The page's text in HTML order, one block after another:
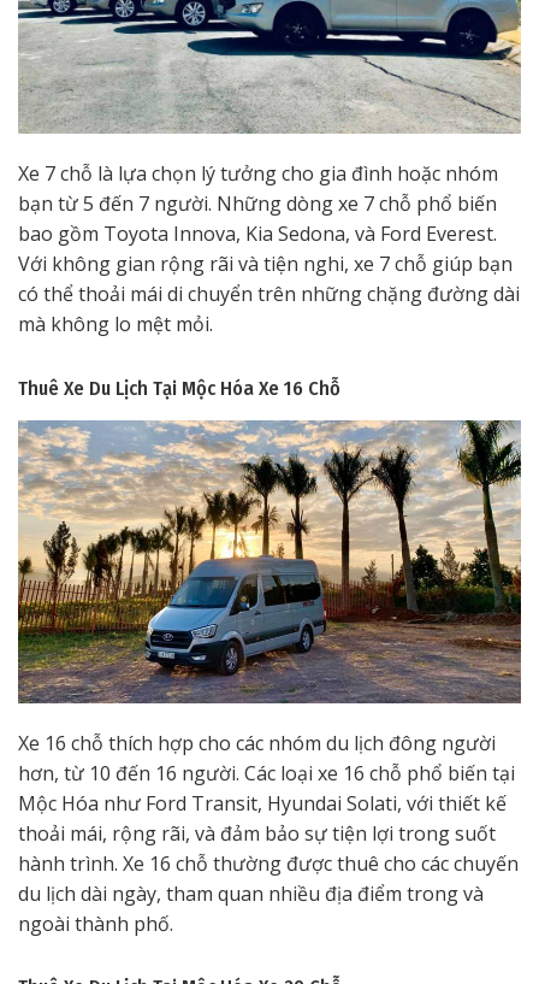
Xe 7 chỗ là lựa chọn lý tưởng cho gia đình hoặc nhóm
bạn từ 5 đến 7 người. Những dòng xe 7 chỗ phổ biến
bao gồm Toyota Innova, Kia Sedona, và Ford Everest.
Với không gian rộng rãi và tiện nghi, xe 7 chỗ giúp bạn
có thể thoải mái di chuyển trên những chặng đường dài
mà không lo mệt mỏi.
Thuê Xe Du Lịch Tại Mộc Hóa Xe 16 Chỗ
Xe 16 chỗ thích hợp cho các nhóm du lịch đông người
hơn, từ 10 đến 16 người. Các loại xe 16 chỗ phổ biến tại
Mộc Hóa như Ford Transit, Hyundai Solati, với thiết kế
thoải mái, rộng rãi, và đảm bảo sự tiện lợi trong suốt
hành trình. Xe 16 chỗ thường được thuê cho các chuyến
du lịch dài ngày, tham quan nhiều địa điểm trong và
ngoài thành phố.